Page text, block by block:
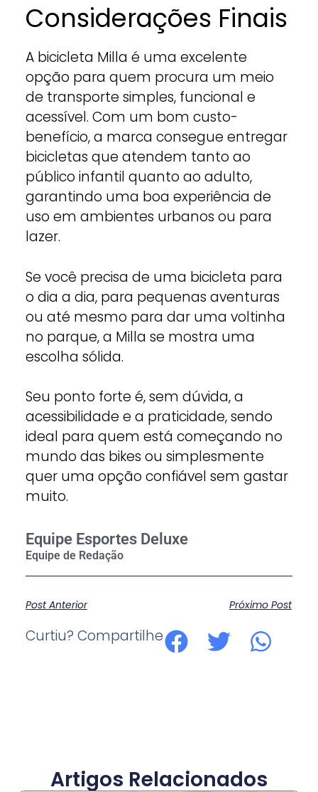
Considerações Finais
A bicicleta Milla é uma excelente
opção para quem procura um meio
de transporte simples, funcional e
acessível. Com um bom custo-
benefício, a marca consegue entregar
bicicletas que atendem tanto ao
público infantil quanto ao adulto,
garantindo uma boa experiência de
uso em ambientes urbanos ou para
lazer.
Se você precisa de uma bicicleta para
o dia a dia, para pequenas aventuras
ou até mesmo para dar uma voltinha
no parque, a Milla se mostra uma
escolha sólida.
Seu ponto forte é, sem dúvida, a
acessibilidade e a praticidade, sendo
ideal para quem está começando no
mundo das bikes ou simplesmente
quer uma opção confiável sem gastar
muito.
Equipe Esportes Deluxe
Post Anterior Próximo Post
Curtiu? Compartilhe
Artigos Relacionados